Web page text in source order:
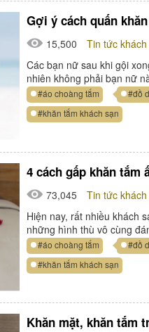
Gợi ý cách quấn
15,500
Tin tức khách
Các bạn nữ sau khi gội
nhiên không phải bạn nữ
#áo choàng tắm #đồ
#khăn tắm khách sạn
4 cách gấp khăn
73,045
Tin tức khách
Hiện nay, rất nhiều khách
những hình thù vô cùng
#áo choàng tắm #đồ
#khăn tắm khách sạn
Khăn mặt, khăn tắm